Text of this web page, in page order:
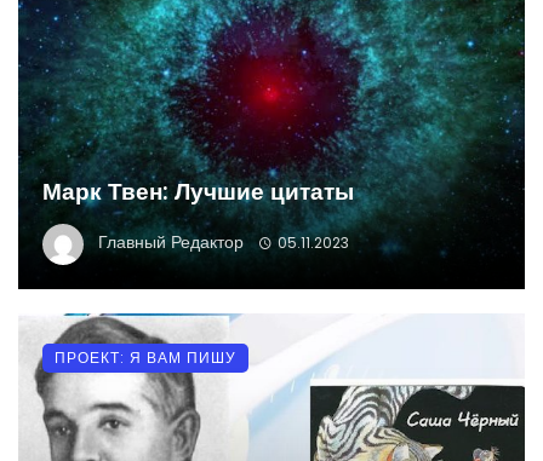
Марк Твен: Лучшие цитаты
Главный Редактор 05.11.2023
ПРОЕКТ: Я ВАМ ПИШУ